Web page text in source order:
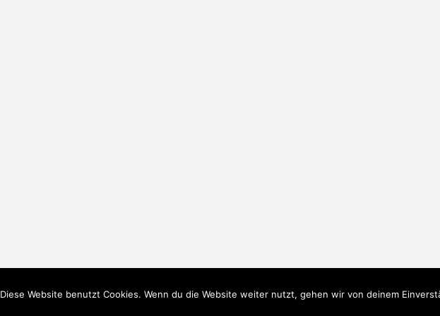
Diese Website benutzt Cookies. Wenn du die Website weiter nutzt, gehen wir von deinem